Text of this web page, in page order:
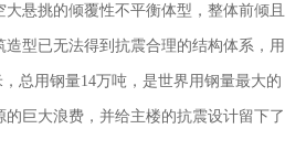
悬挑的倾覆性不平衡体型，整体前倾且
型已无法得到抗震合理的结构体系，用
总用钢量14万吨，是世界用钢量最大的
巨大浪费，并给主楼的抗震设计留下了